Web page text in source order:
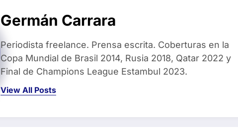
Germán Carrara
Periodista freelance. Prensa escrita. Coberturas en la
Copa Mundial de Brasil 2014, Rusia 2018, Qatar 2022 y
Final de Champions League Estambul 2023.
View All Posts